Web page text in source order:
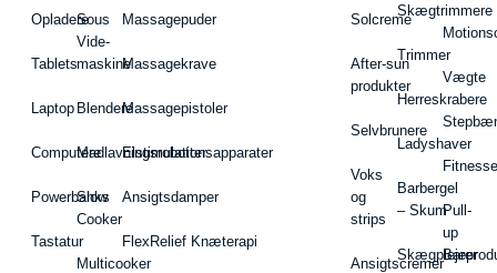
Opladere
Tablets
Laptop
Computere
Powerbanks
Tastatur
Sous
Vide-
maskine
Blendere
Madlavningsrobotter
Slow
Cooker
Multicooker
Massagepuder
Massagekrave
Massagepistoler
Elstimulationsapparater
Ansigtsdamper
FlexRelief Knæterapi
Solcreme
After-sun
produkter
Selvbrunere
Voks
og
strips
Ansigtscremer
Skægtrimmere
Trimmer
Herreskrabere
Ladyshaver
Barbergel
– Skum
Vægte
Pull-
up
Barer